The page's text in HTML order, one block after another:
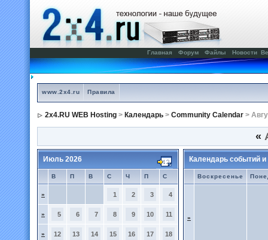
Главная Форум Файлы Новости
www.2x4.ru Правила
2x4.RU WEB Hosting > Календарь > Community Calendar >
«
Июль 2026
В П В С Ч П С
» 1 2 3 4
» 5 6 7 8 9 10 11
» 12 13 14 15 16 17 18
Календарь событий
Воскресенье
»